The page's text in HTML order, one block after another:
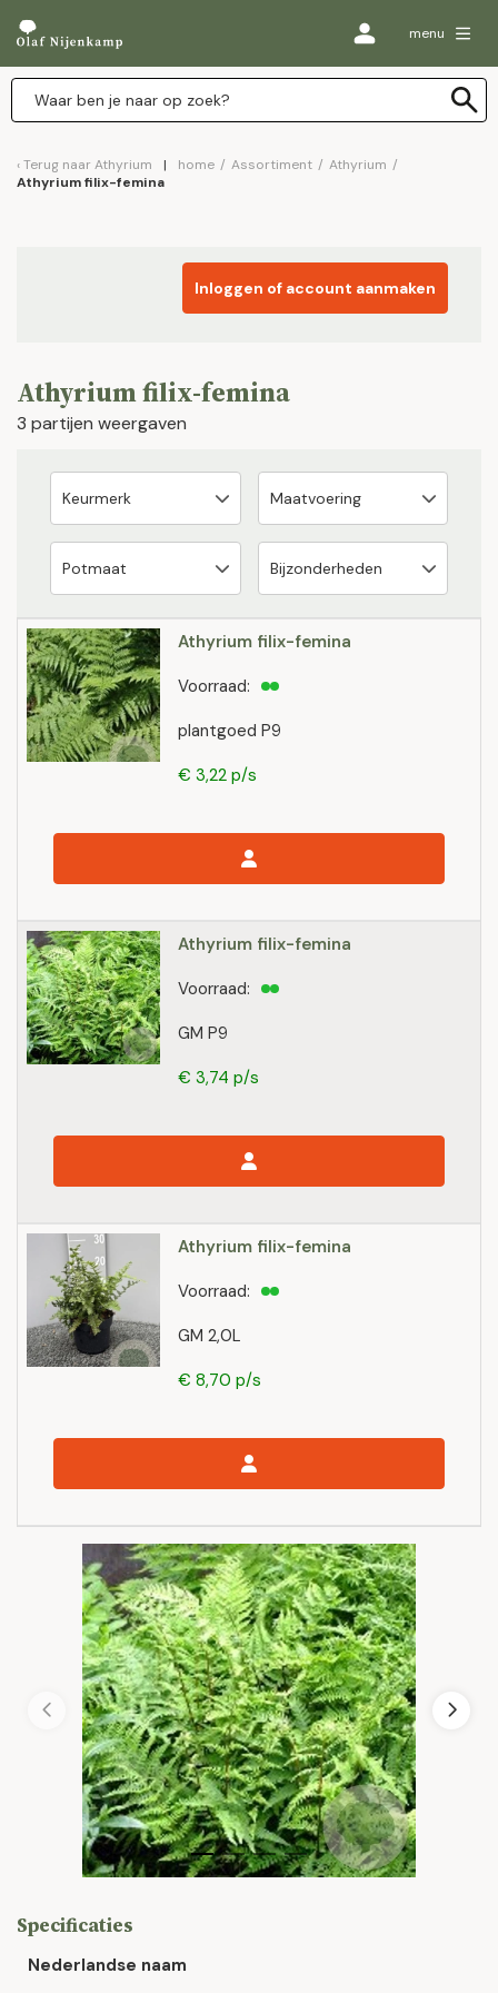
menu
Terug naar Athyrium home / Assortiment / Athyrium /
Athyrium filix-femina
Inloggen of account aanmaken
Athyrium filix-femina
3 partijen weergaven
Athyrium filix-femina
plantgoed P9
Voorraad:
€ 3,22 p/s
Athyrium filix-femina
GM P9
Voorraad:
€ 3,74 p/s
Athyrium filix-femina
GM 2,0L
Voorraad:
€ 8,70 p/s
Specificaties
Nederlandse naam